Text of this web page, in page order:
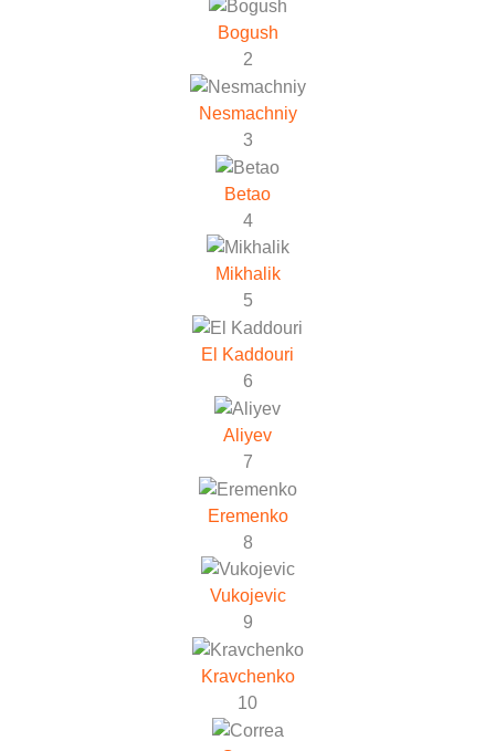
Bogush
2
Nesmachniy
3
Betao
4
Mikhalik
5
El Kaddouri
6
Aliyev
7
Eremenko
8
Vukojevic
9
Kravchenko
10